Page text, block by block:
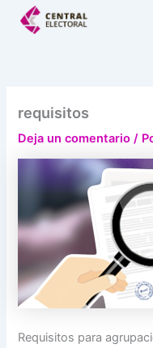
requisitos
Deja un comentario /
Requisitos para